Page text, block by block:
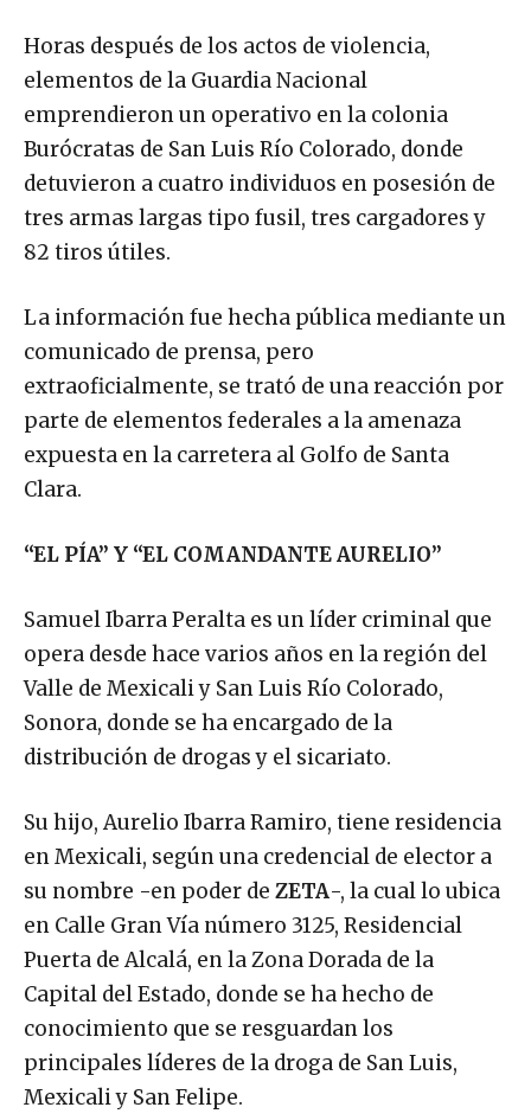
Horas después de los actos de violencia,
elementos de la Guardia Nacional
emprendieron un operativo en la colonia
Burócratas de San Luis Río Colorado, donde
detuvieron a cuatro individuos en posesión de
tres armas largas tipo fusil, tres cargadores y
82 tiros útiles.
La información fue hecha pública mediante un
comunicado de prensa, pero
extraoficialmente, se trató de una reacción por
parte de elementos federales a la amenaza
expuesta en la carretera al Golfo de Santa
Clara.
“EL PÍA” Y “EL COMANDANTE AURELIO”
Samuel Ibarra Peralta es un líder criminal que
opera desde hace varios años en la región del
Valle de Mexicali y San Luis Río Colorado,
Sonora, donde se ha encargado de la
distribución de drogas y el sicariato.
Su hijo, Aurelio Ibarra Ramiro, tiene residencia
en Mexicali, según una credencial de elector a
su nombre -en poder de ZETA-, la cual lo ubica
en Calle Gran Vía número 3125, Residencial
Puerta de Alcalá, en la Zona Dorada de la
Capital del Estado, donde se ha hecho de
conocimiento que se resguardan los
principales líderes de la droga de San Luis,
Mexicali y San Felipe.